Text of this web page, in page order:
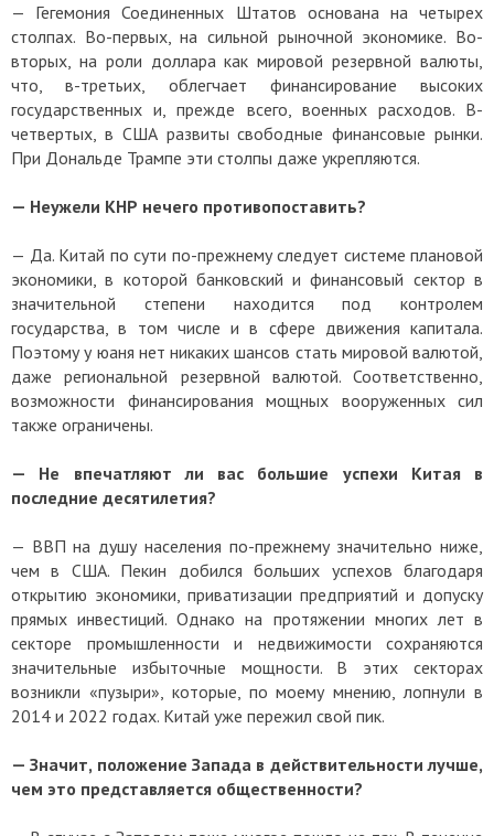
— Гегемония Соединенных Штатов основана на четырех
столпах. Во-первых, на сильной рыночной экономике. Во-
вторых, на роли доллара как мировой резервной валюты,
что, в-третьих, облегчает финансирование высоких
государственных и, прежде всего, военных расходов. В-
четвертых, в США развиты свободные финансовые рынки.
При Дональде Трампе эти столпы даже укрепляются.
— Неужели КНР нечего противопоставить?
— Да. Китай по сути по-прежнему следует системе плановой
экономики, в которой банковский и финансовый сектор в
значительной степени находится под контролем
государства, в том числе и в сфере движения капитала.
Поэтому у юаня нет никаких шансов стать мировой валютой,
даже региональной резервной валютой. Соответственно,
возможности финансирования мощных вооруженных сил
также ограничены.
— Не впечатляют ли вас большие успехи Китая в
последние десятилетия?
— ВВП на душу населения по-прежнему значительно ниже,
чем в США. Пекин добился больших успехов благодаря
открытию экономики, приватизации предприятий и допуску
прямых инвестиций. Однако на протяжении многих лет в
секторе промышленности и недвижимости сохраняются
значительные избыточные мощности. В этих секторах
возникли «пузыри», которые, по моему мнению, лопнули в
2014 и 2022 годах. Китай уже пережил свой пик.
— Значит, положение Запада в действительности лучше,
чем это представляется общественности?